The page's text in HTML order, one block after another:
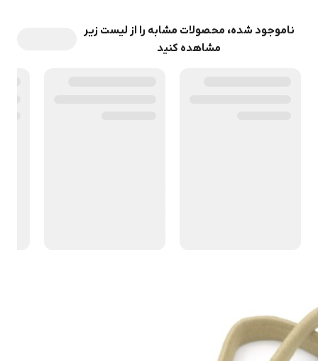
ناموجود شده، محصولات مشابه را از لیست زیر
مشاهده کنید